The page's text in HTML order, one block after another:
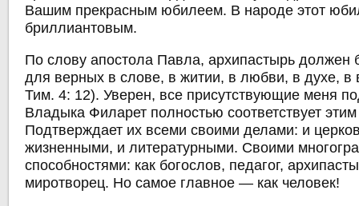
Вашим прекрасным юбилеем. В народе этот
бриллиантовым.
По слову апостола Павла, архипастырь должен
для верных в слове, в житии, в любви, в духе, в
Тим. 4: 12). Уверен, все присутствующие меня
Владыка Филарет полностью соответствует
Подтверждает их всеми своими делами: и
жизненными, и литературными. Своими
способностями: как богослов, педагог,
миротворец. Но самое главное — как человек!